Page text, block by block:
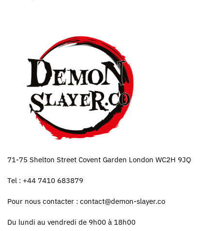
71-75 Shelton Street Covent Garden London WC2H 9JQ
Tel : +44 7410 683879
Pour nous contacter : contact@demon-slayer.co
Du lundi au vendredi de 9h00 à 18h00